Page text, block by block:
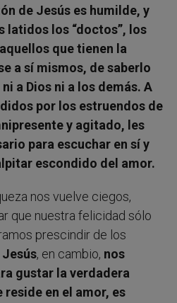
de Jesús es humilde, y
latidos los “doctos”, los
que tienen la
a sí mismos, de saberlo
a Dios ni a los demás. A
por los estruendos de
y agitado, les
para escuchar en sí y
escondido del amor.
nos vuelve ciegos,
que nuestra felicidad sólo
prescindir de los
Jesús, en cambio, nos
gustar la verdadera
reside en el amor, es